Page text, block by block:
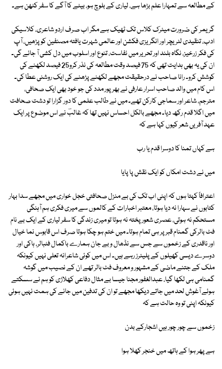
کے مطالعہ سے تمہارا علم بڑھا ہے، لیاری کے بلوچ ہو، بیٹے کا آگے کا سفر کٹھن ہے۔
گریمر کی ضرورت میٹرک کلاس تک ٹھیک ہے مگر اب صرف اردو شاعری، کلاسیکی
ادب، تنقیدی لٹریچر اور انگریزی فکشن اور عالمی شہرت یافتہ مصنفین کو پڑھیں، آپ
کی فکر زرخیز، نگاہ بلند اور تحریر میں نفاست، تنوع اور اسلوب میں دل کشی آ جائے گی۔
ان کی یہ بھی ہدایت تھی کہ 75 فیصد وقت مطالعہ کی نذر کرو25 فیصد لکھنے کی
کوشش کرو۔ رانا صاحب نے درحقیقت مجھے لکھنے پڑھنے کی ایک روشنی عطا کی۔
اس کام میں والد صاحب اسرار عارفی نے بھرپور مدد کی جو خود بھی ایک صحافی،
مترجم، شاعر اور سماجی کارکن تھے۔ میں نے طالب علمی کا دور گزارا تو دشت صحافت
میں اگلا قدم رکھ دیا۔ مجھے بالکل احساس نہیں تھا کہ غالبؔ نے اس موضوع پر ایک
عہد آفریں شعر کیوں کہا ہے کہ
ہے کہاں تمنا کا دوسرا قدم یا رب
میں نے دشت امکاں کو ایک نقش پا پایا
اعترافاً کہتا ہوں کہ اپنی اب تک کی بے منزل صحافتی خجل خواری میں مجھے سدا بہار
کتابوں نے سہارا نہ دیا ہوتا، معتبر اخبارات کے کالموں سے میری فکری ہم آہنگی
مستحکم نہ ہوتی، عصری شعور پختہ نہ ہوتا تو میری زندگی کا سفر لیاری کے ایک بے نام
فٹ بالرکی گمنام قبر پر ہی تمام ہوتا۔ میں ختم ہو چکا ہوتا صرف اس قابوس نما خیال
اور ناقدری کے زخموں سے جس سے نڈھال و بے جان ہمارے باکمال فٹبالر، ہاکی اور
دوسرے دیسی کھیلوں کے پلیئرز رہے ہیں۔ اس میں کوئی شاعرانہ تعلی نہیں کیونکہ
ملک کے جتنے ماضی کے مشہور و معروف فٹ بالر تھے ان کے نصیب میں گوشہ
گمنامی ہی لکھا گیا، عبدالغفور مجنا جیسا بے مثال دفاعی کھلاڑی کو ہم نے سسکتے
ہوئے آغوش لحد میں جاتے دیکھا مجھے تو ان کی تدفین میں جانے کی ہمت نہیں ہوئی
کیونکہ اپنی تو وہ حالت ہے کہ
زخموں سے چور چور ہیں اشجارکے بدن
ہے پھر ہوا کے ہاتھ میں خنجر کھلا ہوا